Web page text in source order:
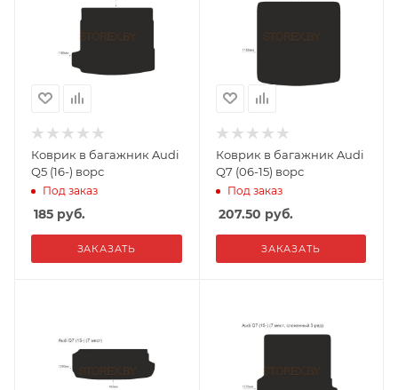
Коврик в багажник Audi
Q5 (16-) ворс
Под заказ
185 руб.
ЗАКАЗАТЬ
Коврик в багажник Audi
Q7 (06-15) ворс
Под заказ
207.50 руб.
ЗАКАЗАТЬ